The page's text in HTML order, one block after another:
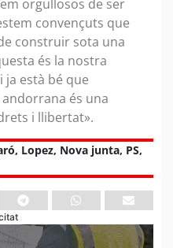
orgullosos de ser
convençuts que
construir sota una
és la nostra
està bé que
és una
i llibertat».
, Lopez, Nova junta, PS,